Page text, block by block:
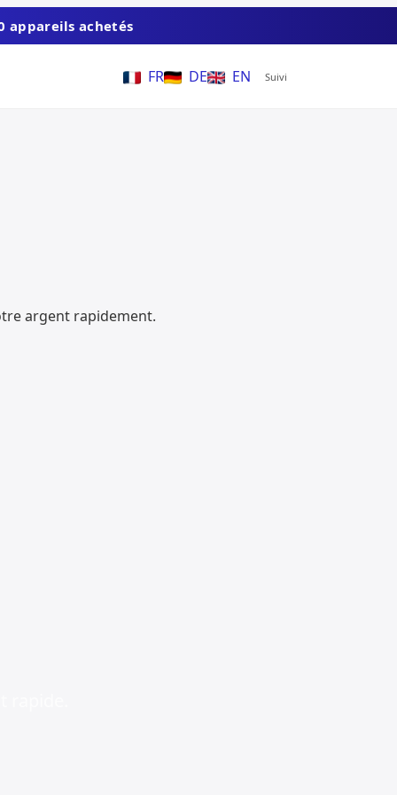
appareils achetés
FR DE EN Suivi
argent rapidement.